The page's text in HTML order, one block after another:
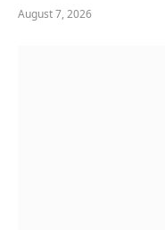
August 7, 2026